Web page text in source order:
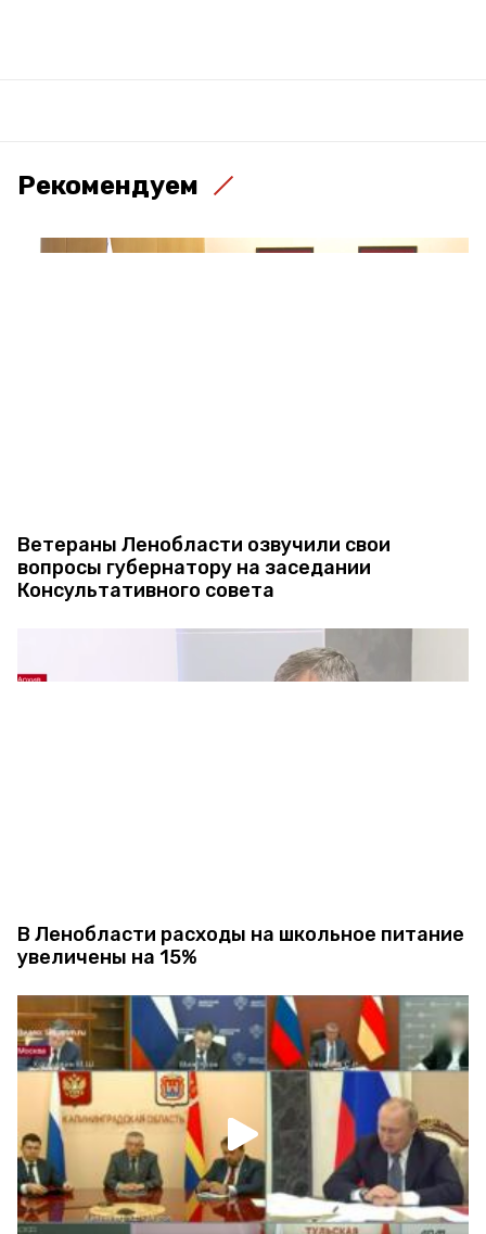
Рекомендуем
Ветераны Ленобласти озвучили свои
вопросы губернатору на заседании
Консультативного совета
В Ленобласти расходы на школьное питание
увеличены на 15%